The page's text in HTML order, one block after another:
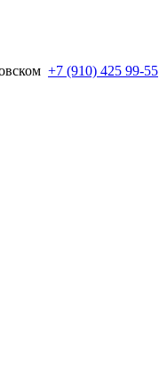
+7 (910) 425 99-55